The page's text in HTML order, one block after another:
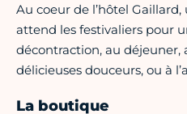
Au coeur de l’hôtel
attend les festivaliers pour
décontraction, au
délicieuses douceurs, ou à
La boutique